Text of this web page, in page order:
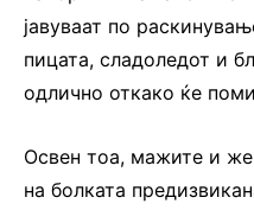
јавуваат по
пицата, сладоледот и
одлично откако ќе
Освен тоа, мажите и
на болката